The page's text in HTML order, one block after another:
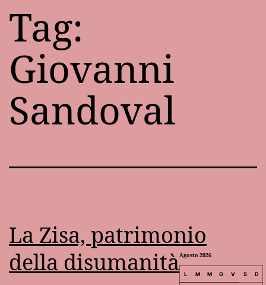
Tag:
Giovanni
Sandoval
La Zisa, patrimonio
della disumanitàAgosto 2026
L M M G V S D